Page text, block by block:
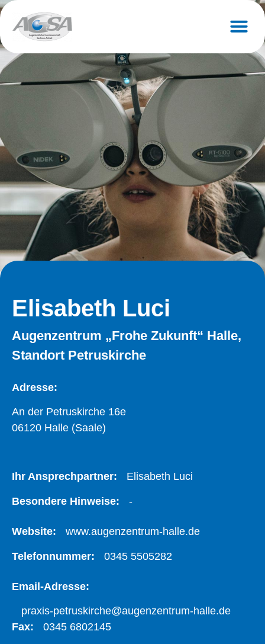
Elisabeth Luci
Augenzentrum „Frohe Zukunft“ Halle,
Standort Petruskirche
Adresse:
An der Petruskirche 16e
06120 Halle (Saale)
Ihr Ansprechpartner: Elisabeth Luci
Besondere Hinweise: -
Website: www.augenzentrum-halle.de
Telefonnummer: 0345 5505282
Email-Adresse:
praxis-petruskirche@augenzentrum-halle.de
Fax:
0345 6802145